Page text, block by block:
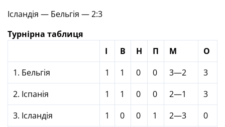
Ісландія — Бельгія — 2:3
Турнірна таблиця
І
В Н П М
О
1. Бельгія
1 1 0 0 3—2
3
2. Іспанія
1 1 0 0 2—1
3
3. Ісландія
1 0 0 1 2—3
0